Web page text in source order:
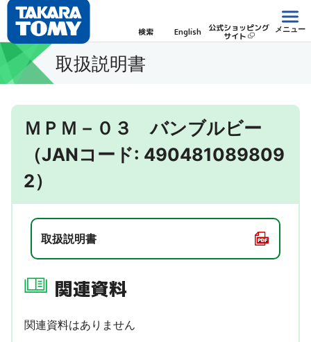
検索 English 公式ショッピング
サイト
メニュー
取扱説明書
ＭＰＭ－０３ バンブルビー
（JANコード: 490481089809
2）
取扱説明書
関連資料
関連資料はありません